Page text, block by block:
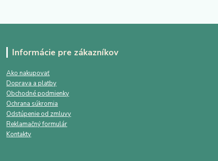
Informácie pre zákazníkov
Ako nakupovať
Doprava a platby
Obchodné podmienky
Ochrana súkromia
Odstúpenie od zmluvy
Reklamačný formulár
Kontakty